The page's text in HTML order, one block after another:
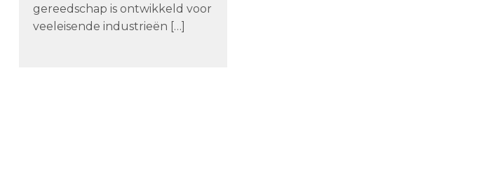
gereedschap is ontwikkeld voor
veeleisende industrieën […]